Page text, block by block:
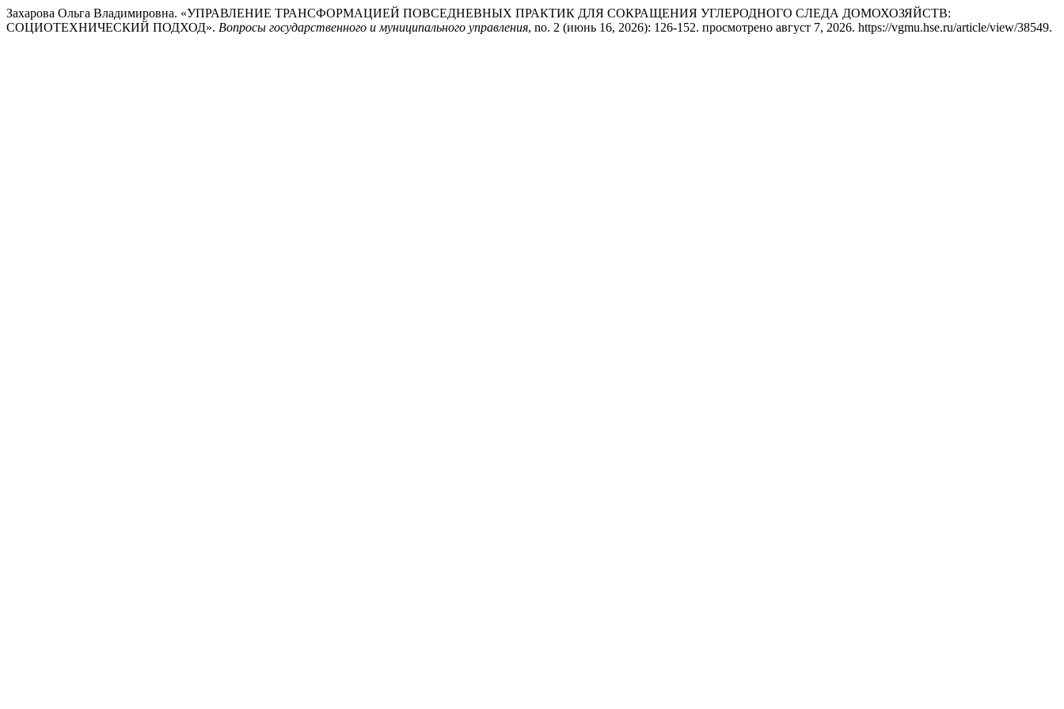
Захарова Ольга Владимировна. «УПРАВЛЕНИЕ ТРАНСФОРМАЦИЕЙ ПОВСЕДНЕВНЫХ ПРАКТИК ДЛЯ СОКРАЩЕНИЯ УГЛЕРОДНОГО СЛЕДА ДОМОХОЗЯЙСТВ:
СОЦИОТЕХНИЧЕСКИЙ ПОДХОД». Вопросы государственного и муниципального управления, no. 2 (июнь 16, 2026): 126-152. просмотрено август 7, 2026. https://vgmu.hse.ru/article/view/38549.